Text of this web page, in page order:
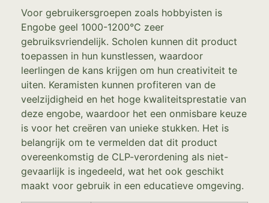
Voor gebruikersgroepen zoals hobbyisten is
Engobe geel 1000-1200°C zeer
gebruiksvriendelijk. Scholen kunnen dit product
toepassen in hun kunstlessen, waardoor
leerlingen de kans krijgen om hun creativiteit te
uiten. Keramisten kunnen profiteren van de
veelzijdigheid en het hoge kwaliteitsprestatie van
deze engobe, waardoor het een onmisbare keuze
is voor het creëren van unieke stukken. Het is
belangrijk om te vermelden dat dit product
overeenkomstig de CLP-verordening als niet-
gevaarlijk is ingedeeld, wat het ook geschikt
maakt voor gebruik in een educatieve omgeving.